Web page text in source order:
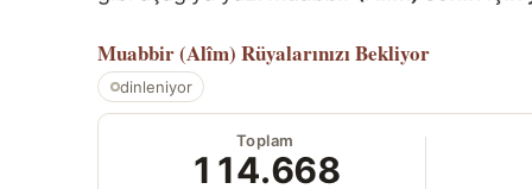
Muabbir (Alîm) Rüyalarınızı Bekliyor
dinleniyor
Toplam
114.668